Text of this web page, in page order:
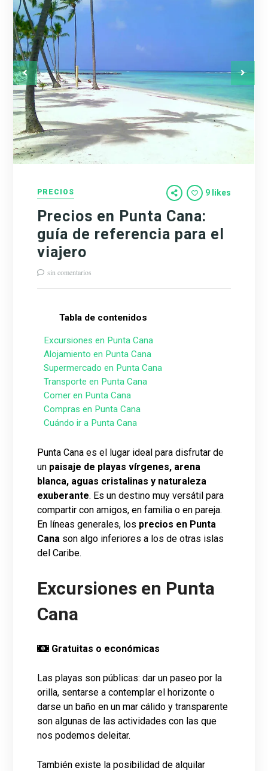
PRECIOS 9 likes
Precios en Punta Cana:
guía de referencia para el
viajero
sin comentarios
Tabla de contenidos
Excursiones en Punta Cana
Alojamiento en Punta Cana
Supermercado en Punta Cana
Transporte en Punta Cana
Comer en Punta Cana
Compras en Punta Cana
Cuándo ir a Punta Cana
Punta Cana es el lugar ideal para disfrutar de
un paisaje de playas vírgenes, arena
blanca, aguas cristalinas y naturaleza
exuberante. Es un destino muy versátil para
compartir con amigos, en familia o en pareja.
En líneas generales, los precios en Punta
Cana son algo inferiores a los de otras islas
del Caribe.
Excursiones en Punta
Cana
Gratuitas o económicas
Las playas son públicas: dar un paseo por la
orilla, sentarse a contemplar el horizonte o
darse un baño en un mar cálido y transparente
son algunas de las actividades con las que
nos podemos deleitar.
También existe la posibilidad de alquilar